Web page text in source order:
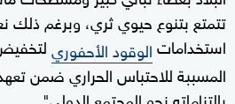
تتمتع بتنوع حيوي ثري، وبرغم ذلك
استخداماتالوقود الأحفوري
المسببة للاحتباس الحراري ضمن
بالتزاماته نحو المجتمع الدولي".